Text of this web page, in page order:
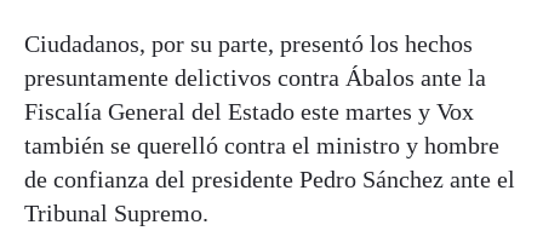
Ciudadanos, por su parte, presentó los hechos
presuntamente delictivos contra Ábalos ante la
Fiscalía General del Estado este martes y Vox
también se querelló contra el ministro y hombre
de confianza del presidente Pedro Sánchez ante el
Tribunal Supremo.